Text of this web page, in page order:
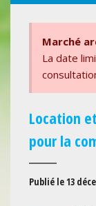
Marché
La date
Location
pour la
Publié le 13